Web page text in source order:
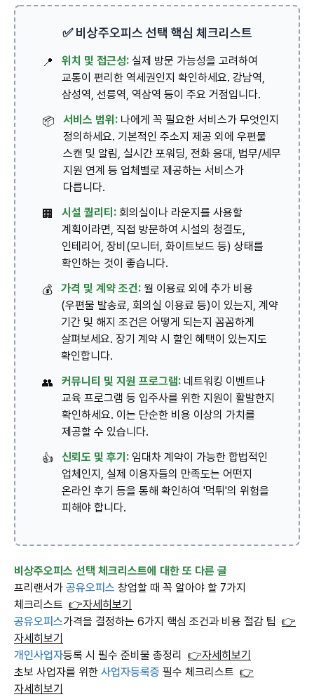
✅ 비상주오피스 선택 핵심 체크리스트
📍 위치 및 접근성: 실제 방문 가능성을 고려하여
교통이 편리한 역세권인지 확인하세요. 강남역,
삼성역, 선릉역, 역삼역 등이 주요 거점입니다.
📦
서비스 범위: 나에게 꼭 필요한 서비스가 무엇인지
정의하세요. 기본적인 주소지 제공 외에 우편물
스캔 및 알림, 실시간 포워딩, 전화 응대, 법무/세무
지원 연계 등 업체별로 제공하는 서비스가
다릅니다.
🏢
시설 퀄리티: 회의실이나 라운지를 사용할
계획이라면, 직접 방문하여 시설의 청결도,
인테리어, 장비(모니터, 화이트보드 등) 상태를
확인하는 것이 좋습니다.
💰
가격 및 계약 조건: 월 이용료 외에 추가 비용
(우편물 발송료, 회의실 이용료 등)이 있는지, 계약
기간 및 해지 조건은 어떻게 되는지 꼼꼼하게
살펴보세요. 장기 계약 시 할인 혜택이 있는지도
확인합니다.
👥
커뮤니티 및 지원 프로그램: 네트워킹 이벤트나
교육 프로그램 등 입주사를 위한 지원이 활발한지
확인하세요. 이는 단순한 비용 이상의 가치를
제공할 수 있습니다.
👍
신뢰도 및 후기: 임대차 계약이 가능한 합법적인
업체인지, 실제 이용자들의 만족도는 어떤지
온라인 후기 등을 통해 확인하여 '먹튀'의 위험을
피해야 합니다.
비상주오피스 선택 체크리스트에 대한 또 다른 글
프리랜서가 공유오피스 창업할 때 꼭 알아야 할 7가지
체크리스트 👉자세히보기
공유오피스가격을 결정하는 6가지 핵심 조건과 비용 절감 팁 👉
자세히보기
개인사업자등록 시 필수 준비물 총정리 👉자세히보기
초보 사업자를 위한 사업자등록증 필수 체크리스트 👉
자세히보기